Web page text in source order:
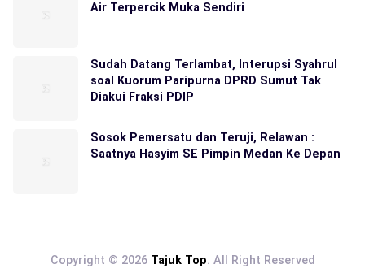
Air Terpercik Muka Sendiri
Sudah Datang Terlambat, Interupsi Syahrul
soal Kuorum Paripurna DPRD Sumut Tak
Diakui Fraksi PDIP
Sosok Pemersatu dan Teruji, Relawan :
Saatnya Hasyim SE Pimpin Medan Ke Depan
Copyright © 2026 Tajuk Top. All Right Reserved